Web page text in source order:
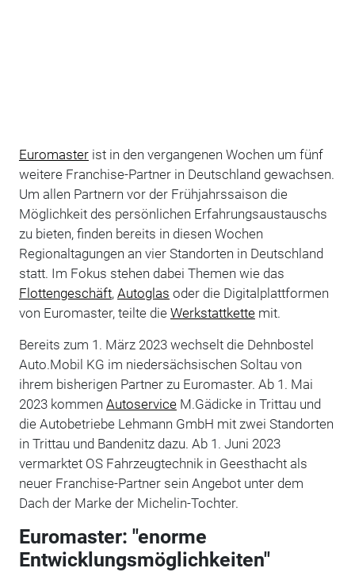
Euromasterist in den vergangenen Wochen um fünf
weitere Franchise-Partner in Deutschland gewachsen.
Um allen Partnern vor der Frühjahrssaison die
Möglichkeit des persönlichen Erfahrungsaustauschs
zu bieten, finden bereits in diesen Wochen
Regionaltagungen an vier Standorten in Deutschland
statt. Im Fokus stehen dabei Themen wie das
Flottengeschäft, Autoglas oder die Digitalplattformen
von Euromaster, teilte die Werkstattkettemit.
Bereits zum 1. März 2023 wechselt die Dehnbostel
Auto.Mobil KG im niedersächsischen Soltau von
ihrem bisherigen Partner zu Euromaster. Ab 1. Mai
2023 kommen AutoserviceM.Gädicke in Trittau und
die Autobetriebe Lehmann GmbH mit zwei Standorten
in Trittau und Bandenitz dazu. Ab 1. Juni 2023
vermarktet OS Fahrzeugtechnik in Geesthacht als
neuer Franchise-Partner sein Angebot unter dem
Dach der Marke der Michelin-Tochter.
Euromaster: "enorme
Entwicklungsmöglichkeiten"